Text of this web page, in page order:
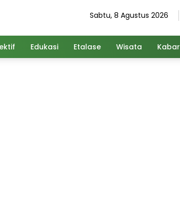
Sabtu, 8 Agustus 2026
Edukasi Etalase Wisata Kabar